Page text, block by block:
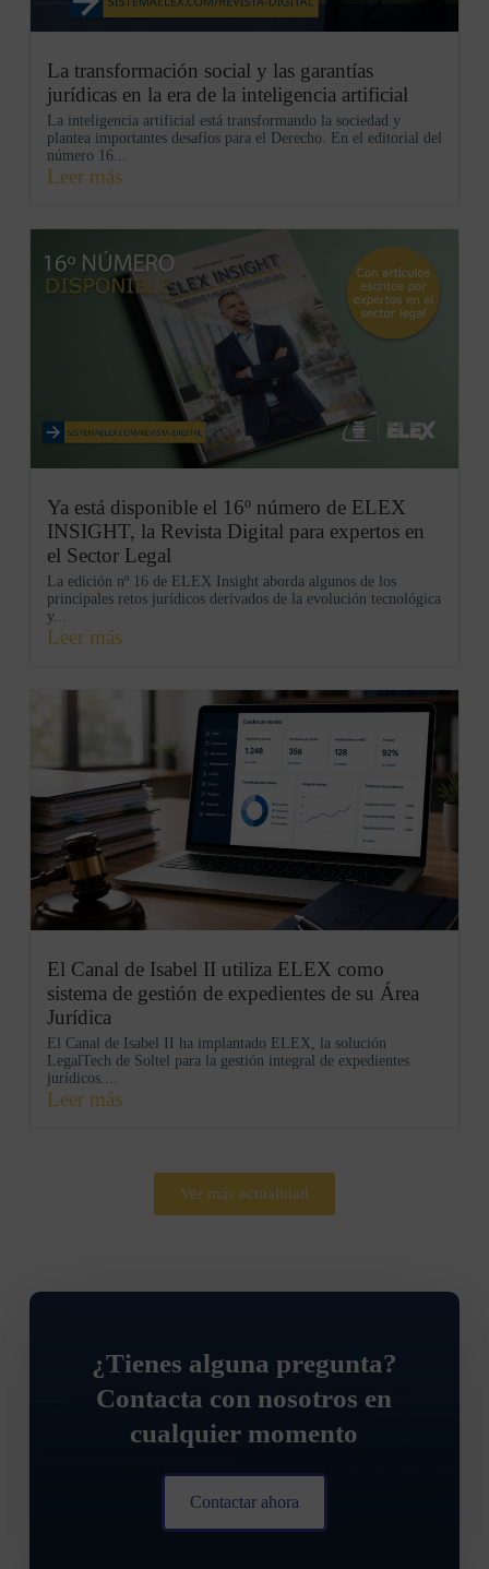
La transformación social y las garantías
jurídicas en la era de la inteligencia artificial
La inteligencia artificial está transformando la sociedad y
plantea importantes desafíos para el Derecho. En el editorial del
número 16...
Leer más
Ya está disponible el 16º número de ELEX
INSIGHT, la Revista Digital para expertos en
el Sector Legal
La edición nº 16 de ELEX Insight aborda algunos de los
principales retos jurídicos derivados de la evolución tecnológica
y...
Leer más
El Canal de Isabel II utiliza ELEX como
sistema de gestión de expedientes de su Área
Jurídica
El Canal de Isabel II ha implantado ELEX, la solución
LegalTech de Soltel para la gestión integral de expedientes
jurídicos....
Leer más
Ver más actualidad
¿Tienes alguna pregunta?
Contacta con nosotros en
cualquier momento
Contactar ahora